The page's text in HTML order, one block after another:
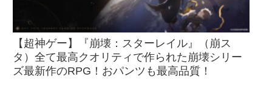
【超神ゲー】『崩壊：スターレイル』（崩ス
タ）全て最高クオリティで作られた崩壊シリー
ズ最新作のRPG！おパンツも最高品質！